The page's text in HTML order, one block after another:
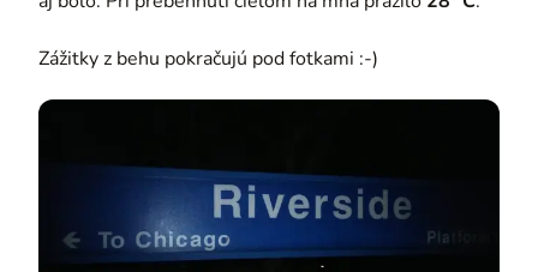
Zážitky z behu pokračujú pod fotkami :-)